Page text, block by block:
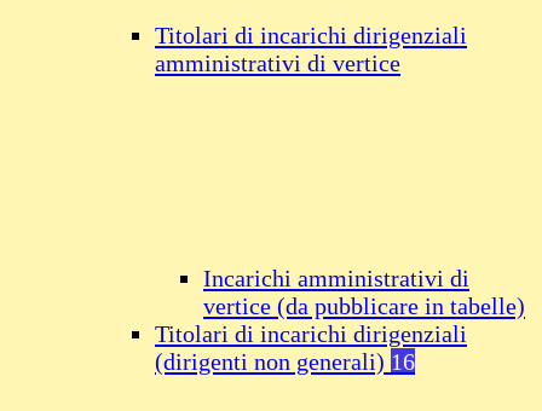
Titolari di incarichi dirigenziali
amministrativi di vertice
Incarichi amministrativi di
vertice (da pubblicare in tabelle)
Titolari di incarichi dirigenziali
(dirigenti non generali) 16